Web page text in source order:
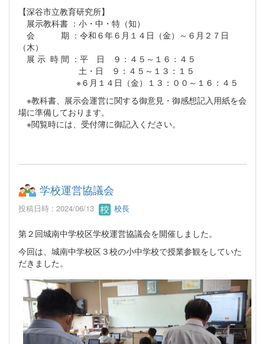
【深谷市立教育研究所】
展示教科書 ：小・中・特（知）
会 期 ：令和６年６月１４日（金）～６月２７日
（木）
展 示 時 間 ：平 日 ９：４５～１６：４５
土・日 ９：４５～１３：１５
※６月１４日（金）１３：００～１６：４５
※教科書、展示会運営に関する御意見・御感想記入用紙を会
場に準備しております。
※閲覧時には、受付簿に御記入ください。
学校運営協議会
投稿日時 : 2024/06/13 校長
第２回城南中学校区学校運営協議会を開催しました。
今回は、城南中学校区３校の小中学校で授業参観をしていた
だきました。